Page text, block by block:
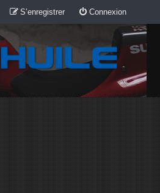
Connexion
S’enregistrer